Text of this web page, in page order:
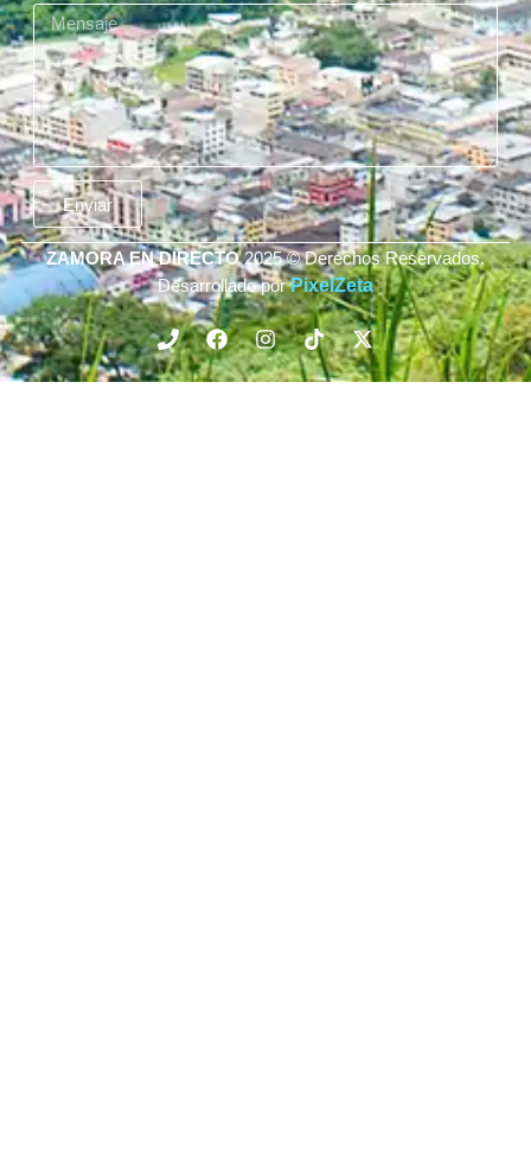
Enviar
ZAMORA EN DIRECTO2025 © Derechos Reservados.
Desarrollado porPixelZeta